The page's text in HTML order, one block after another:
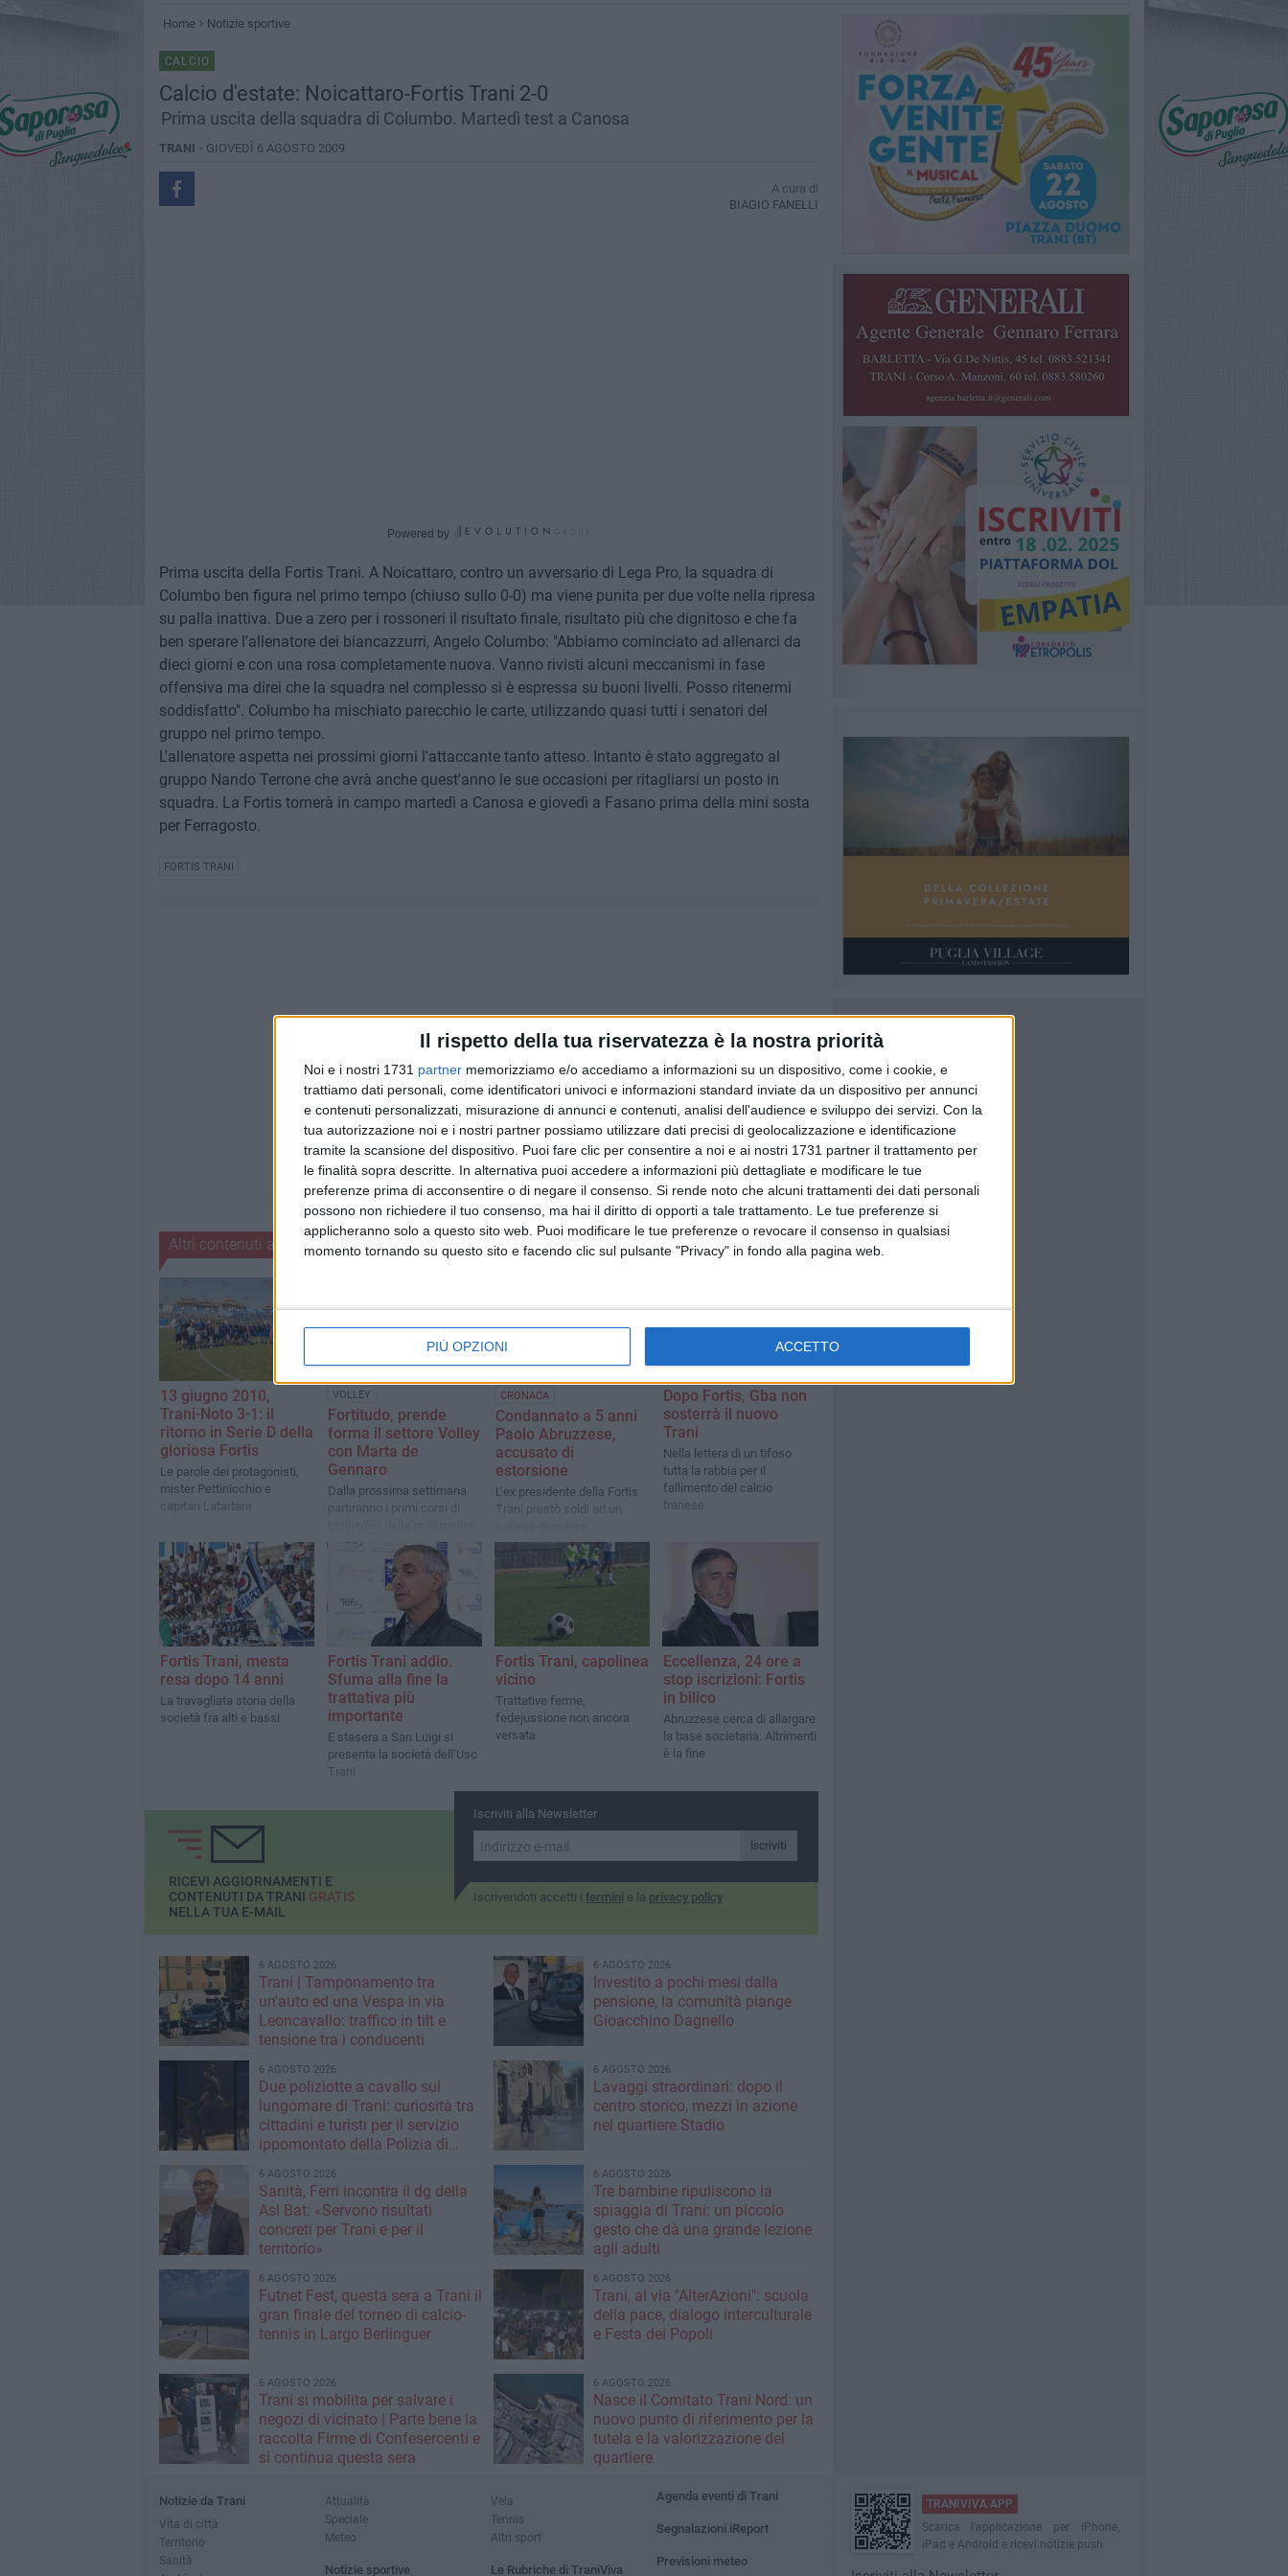
Il rispetto della tua riservatezza è la nostra priorità
Noi e i nostri 1731 partner memorizziamo e/o accediamo a informazioni su un dispositivo, come i cookie, e
trattiamo dati personali, come identificatori univoci e informazioni standard inviate da un dispositivo per annunci
e contenuti personalizzati, misurazione di annunci e contenuti, analisi dell'audience e sviluppo dei servizi. Con la
tua autorizzazione noi e i nostri partner possiamo utilizzare dati precisi di geolocalizzazione e identificazione
tramite la scansione del dispositivo. Puoi fare clic per consentire a noi e ai nostri 1731 partner il trattamento per
le finalità sopra descritte. In alternativa puoi accedere a informazioni più dettagliate e modificare le tue
preferenze prima di acconsentire o di negare il consenso. Si rende noto che alcuni trattamenti dei dati personali
possono non richiedere il tuo consenso, ma hai il diritto di opporti a tale trattamento. Le tue preferenze si
applicheranno solo a questo sito web. Puoi modificare le tue preferenze o revocare il consenso in qualsiasi
momento tornando su questo sito e facendo clic sul pulsante "Privacy" in fondo alla pagina web.
PIÙ OPZIONI ACCETTO
Home Notizie sportive
CALCIO
Calcio d'estate: Noicattaro-Fortis Trani 2-0
Prima uscita della squadra di Columbo. Martedì test a Canosa
TRANI - GIOVEDÌ 6 AGOSTO 2009
A cura di
BIAGIO FANELLI
Powered by
Prima uscita della Fortis Trani. A Noicattaro, contro un avversario di Lega Pro, la squadra di
Columbo ben figura nel primo tempo (chiuso sullo 0-0) ma viene punita per due volte nella ripresa
su palla inattiva. Due a zero per i rossoneri il risultato finale, risultato più che dignitoso e che fa
ben sperare l'allenatore dei biancazzurri, Angelo Columbo: "Abbiamo cominciato ad allenarci da
dieci giorni e con una rosa completamente nuova. Vanno rivisti alcuni meccanismi in fase
offensiva ma direi che la squadra nel complesso si è espressa su buoni livelli. Posso ritenermi
soddisfatto". Columbo ha mischiato parecchio le carte, utilizzando quasi tutti i senatori del
gruppo nel primo tempo.
L'allenatore aspetta nei prossimi giorni l'attaccante tanto atteso. Intanto è stato aggregato al
gruppo Nando Terrone che avrà anche quest'anno le sue occasioni per ritagliarsi un posto in
squadra. La Fortis tornerà in campo martedì a Canosa e giovedì a Fasano prima della mini sosta
per Ferragosto.
FORTIS TRANI
Altri contenuti a tema
13 giugno 2010,
Trani-Noto 3-1: il
ritorno in Serie D della
gloriosa Fortis
Le parole dei protagonisti,
mister Pettinicchio e
capitan Latartara
VOLLEY
Fortitudo, prende
forma il settore Volley
con Marta de
Gennaro
Dalla prossima settimana
partiranno i primi corsi di
tranese
CRONACA
Condannato a 5 anni
Paolo Abruzzese,
accusato di
estorsione
L’ex presidente della Fortis
Trani prestò soldi ad un
Dopo Fortis, Gba non
sosterrà il nuovo
Trani
Nella lettera di un tifoso
tutta la rabbia per il
fallimento del calcio
tranese.
Fortis Trani, mesta
resa dopo 14 anni
La travagliata storia della
società fra alti e bassi
Fortis Trani addio.
Sfuma alla fine la
trattativa più
importante
E stasera a San Luigi si
presenta la società dell’Usc
Trani
Fortis Trani, capolinea
vicino
Trattative ferme,
fedejussione non ancora
versata
Eccellenza, 24 ore a
stop iscrizioni: Fortis
in bilico
Abruzzese cerca di allargare
la base societaria. Altrimenti
è la fine
Iscriviti alla Newsletter
Iscriviti
Iscrivendoti accetti i termini e la privacy policy
RICEVI AGGIORNAMENTI E
CONTENUTI DA TRANI GRATIS
NELLA TUA E-MAIL
6 AGOSTO 2026
Trani | Tamponamento tra
un'auto ed una Vespa in via
Leoncavallo: traffico in tilt e
tensione tra i conducenti
6 AGOSTO 2026
Investito a pochi mesi dalla
pensione, la comunità piange
Gioacchino Dagnello
6 AGOSTO 2026
Due poliziotte a cavallo sul
lungomare di Trani: curiosità tra
cittadini e turisti per il servizio
ippomontato della Polizia di
6 AGOSTO 2026
Lavaggi straordinari: dopo il
centro storico, mezzi in azione
nel quartiere Stadio
6 AGOSTO 2026
Sanità, Ferri incontra il dg della
Asl Bat: «Servono risultati
concreti per Trani e per il
territorio»
6 AGOSTO 2026
Tre bambine ripuliscono la
spiaggia di Trani: un piccolo
gesto che dà una grande lezione
agli adulti
6 AGOSTO 2026
Futnet Fest, questa sera a Trani il
gran finale del torneo di calcio-
tennis in Largo Berlinguer
6 AGOSTO 2026
Trani, al via "AlterAzioni": scuola
della pace, dialogo interculturale
e Festa dei Popoli
6 AGOSTO 2026
Trani si mobilita per salvare i
negozi di vicinato | Parte bene la
raccolta Firme di Confesercenti e
si continua questa sera
6 AGOSTO 2026
Nasce il Comitato Trani Nord: un
nuovo punto di riferimento per la
tutela e la valorizzazione del
quartiere
Notizie da Trani
Vita di città
Territorio
Sanità
Attualità
Speciale
Meteo
Notizie sportive
Vela
Tennis
Altri sport
Le Rubriche di TraniViva
Agenda eventi di Trani
Segnalazioni iReport
Previsioni meteo
TRANIVIVA APP
Scarica l'applicazione per iPhone,
iPad e Android e ricevi notizie push